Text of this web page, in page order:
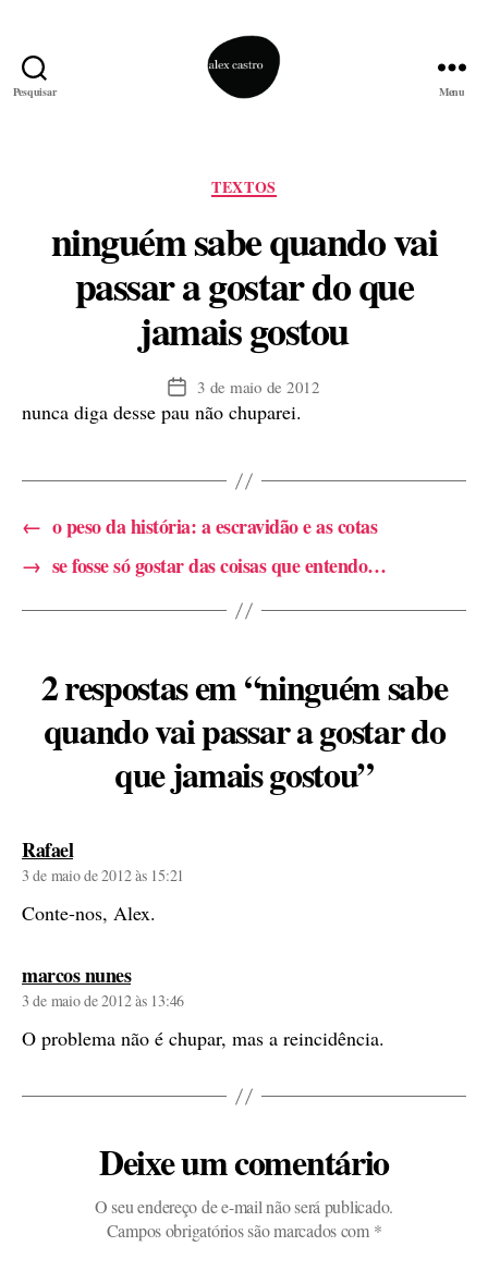
Pesquisar Menu
Categorias
TEXTOS
ninguém sabe quando vai
passar a gostar do que
jamais gostou
Data
de
3 de maio de 2012
nunca diga desse pau não chuparei.
← o peso da história: a escravidão e as cotas
→ se fosse só gostar das coisas que entendo…
2 respostas em “ninguém sabe
quando vai passar a gostar do
que jamais gostou”
Rafaeldiz:
3 de maio de 2012 às 15:21
Conte-nos, Alex.
marcos nunesdiz:
3 de maio de 2012 às 13:46
O problema não é chupar, mas a reincidência.
Deixe um comentário
O seu endereço de e-mail não será publicado.
Campos obrigatórios são marcados com *